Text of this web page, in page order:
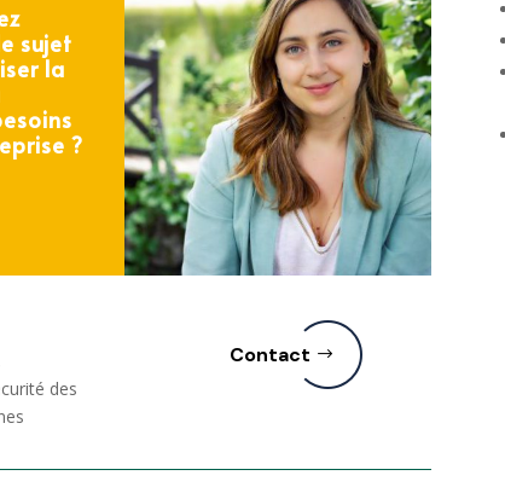
sujet
la
?
des
Contact